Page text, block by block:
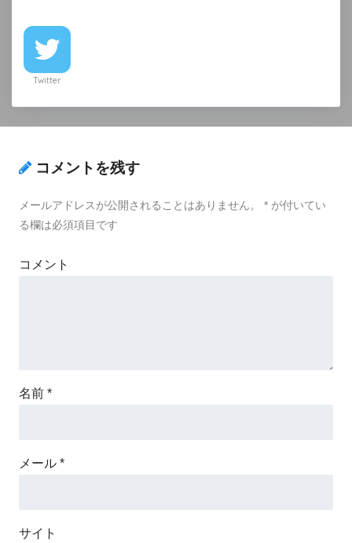
Twitter
コメントを残す
メールアドレスが公開されることはありません。 * が付いてい
る欄は必須項目です
コメント
名前 *
メール *
サイト